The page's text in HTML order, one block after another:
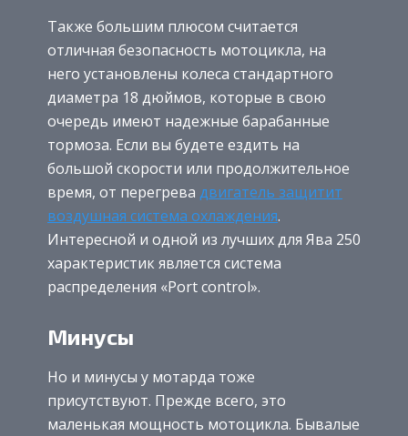
Также большим плюсом считается
отличная безопасность мотоцикла, на
него установлены колеса стандартного
диаметра 18 дюймов, которые в свою
очередь имеют надежные барабанные
тормоза. Если вы будете ездить на
большой скорости или продолжительное
время, от перегрева двигатель защитит
воздушная система охлаждения.
Интересной и одной из лучших для Ява 250
характеристик является система
распределения «Port control».
Минусы
Но и минусы у мотарда тоже
присутствуют. Прежде всего, это
маленькая мощность мотоцикла. Бывалые